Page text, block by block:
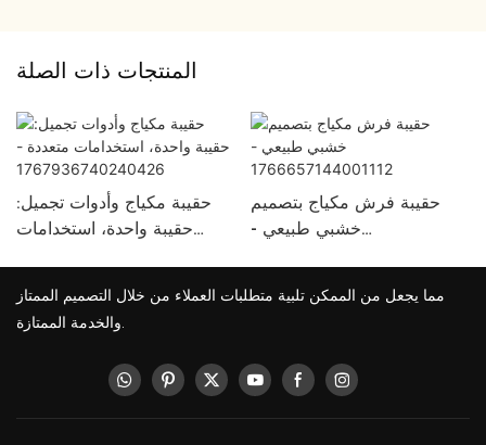
المنتجات ذات الصلة
حقيبة مكياج وأدوات تجميل:
حقيبة واحدة، استخدامات
حقيبة فرش مكياج بتصميم
خشبي طبيعي -
مما يجعل من الممكن تلبية متطلبات العملاء من خلال التصميم الممتاز
والخدمة الممتازة.